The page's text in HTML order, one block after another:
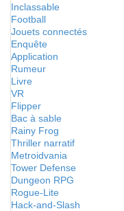
Inclassable
Football
Jouets connectés
Enquête
Application
Rumeur
Livre
VR
Flipper
Bac à sable
Rainy Frog
Thriller narratif
Metroidvania
Tower Defense
Dungeon RPG
Rogue-Lite
Hack-and-Slash